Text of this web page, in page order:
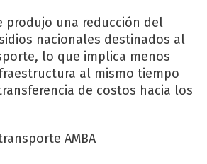
produjo una reducción del
nacionales destinados al
lo que implica menos
al mismo tiempo
de costos hacia los
AMBA